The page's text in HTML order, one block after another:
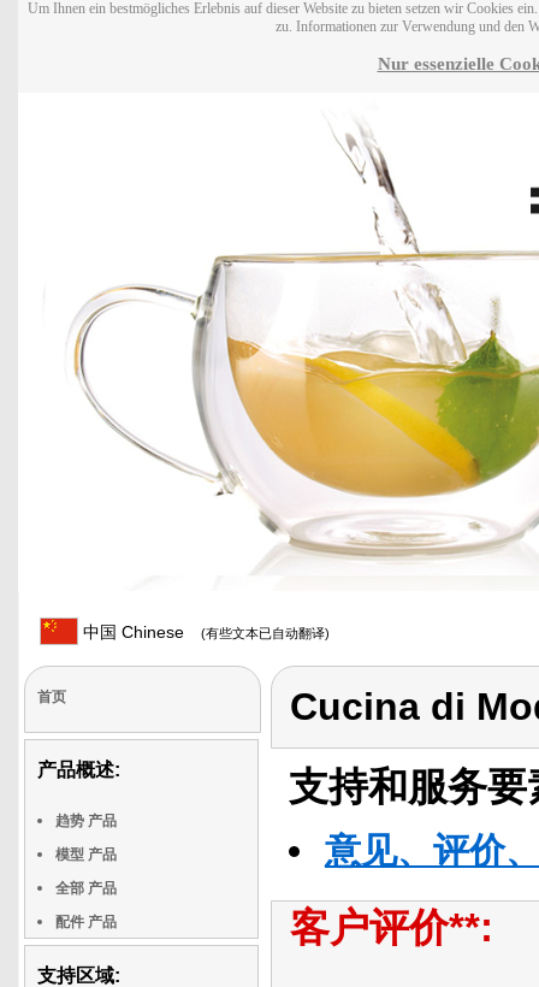
Um Ihnen ein bestmögliches Erlebnis auf dieser Website zu bieten setzen wir Cookies
zu. Informationen zur Verwendung und den
Nur essenzielle
中国 Chinese (有些文本已自动翻译)
首页
产品概述:
趋势 产品
模型 产品
全部 产品
配件 产品
支持区域:
Cucina di
支持和服务要
意见、评价
客户评价**: